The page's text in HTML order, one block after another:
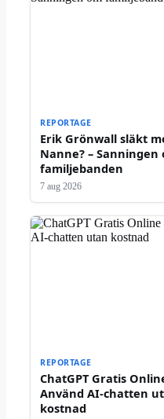
REPORTAGE
Erik Grönwall släkt
Nanne? – Sanningen
familjebanden
7 aug 2026
REPORTAGE
ChatGPT Gratis
Använd AI-chatten
kostnad